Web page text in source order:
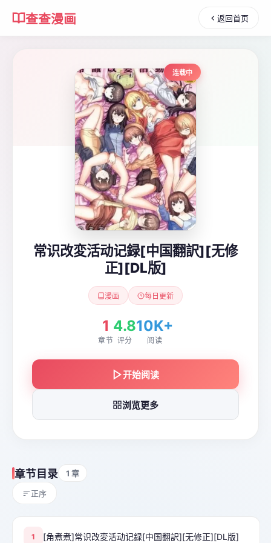
查查漫画 返回首页
连载中
常识改変活动记録[中国翻訳][无修
正][DL版]
漫画 每日更新
1
章节
4.8
评分
10K+
阅读
开始阅读
浏览更多
章节目录 1 章
正序
1 [角煮煮]常识改変活动记録[中国翻訳][无修正][DL版]